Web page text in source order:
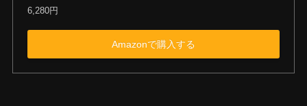
6,280円
Amazonで購入する